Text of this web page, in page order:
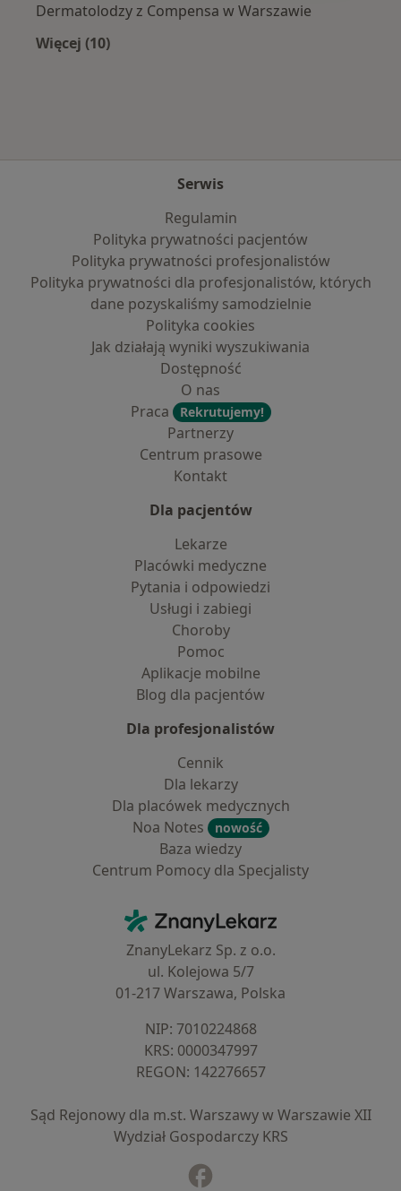
Dermatolodzy z Compensa w Warszawie
Więcej (10)
Serwis
Regulamin
Polityka prywatności pacjentów
Polityka prywatności profesjonalistów
Polityka prywatności dla profesjonalistów, których
dane pozyskaliśmy samodzielnie
Polityka cookies
Jak działają wyniki wyszukiwania
Dostępność
O nas
Praca
Rekrutujemy!
Partnerzy
Centrum prasowe
Kontakt
Dla pacjentów
Lekarze
Placówki medyczne
Pytania i odpowiedzi
Usługi i zabiegi
Choroby
Pomoc
Aplikacje mobilne
Blog dla pacjentów
Dla profesjonalistów
Cennik
Dla lekarzy
Dla placówek medycznych
Noa Notes
nowość
Baza wiedzy
Centrum Pomocy dla Specjalisty
ZnanyLekarz - Strona główna
ZnanyLekarz Sp. z o.o.
ul. Kolejowa 5/7
01-217 Warszawa, Polska
NIP: ⁠7010224868
KRS: ⁠0000347997
REGON: ⁠142276657
Sąd Rejonowy dla m.st. Warszawy w Warszawie XII
Wydział Gospodarczy KRS